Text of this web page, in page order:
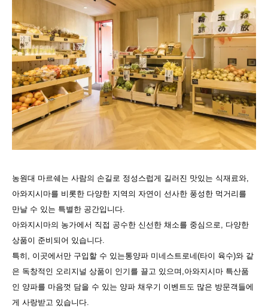
농원대 마르쉐는 사람의 손길로 정성스럽게 길러진 맛있는 식재료와,
아와지시마를 비롯한 다양한 지역의 자연이 선사한 풍성한 먹거리를
만날 수 있는 특별한 공간입니다.
아와지시마의 농가에서 직접 공수한 신선한 채소를 중심으로, 다양한
상품이 준비되어 있습니다.
특히, 이곳에서만 구입할 수 있는통양파 미네스트로네(타이 육수)와 같
은 독창적인 오리지널 상품이 인기를 끌고 있으며,아와지시마 특산품
인 양파를 마음껏 담을 수 있는 양파 채우기 이벤트도 많은 방문객들에
게 사랑받고 있습니다.